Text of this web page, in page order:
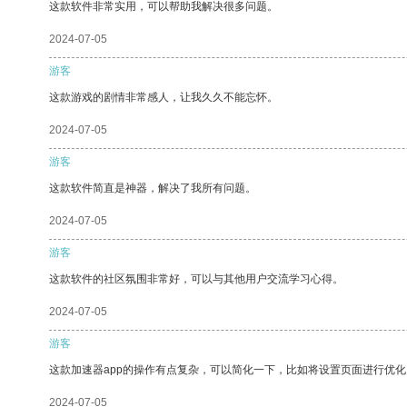
这款软件非常实用，可以帮助我解决很多问题。
2024-07-05
游客
这款游戏的剧情非常感人，让我久久不能忘怀。
2024-07-05
游客
这款软件简直是神器，解决了我所有问题。
2024-07-05
游客
这款软件的社区氛围非常好，可以与其他用户交流学习心得。
2024-07-05
游客
这款加速器app的操作有点复杂，可以简化一下，比如将设置页面进行优
2024-07-05